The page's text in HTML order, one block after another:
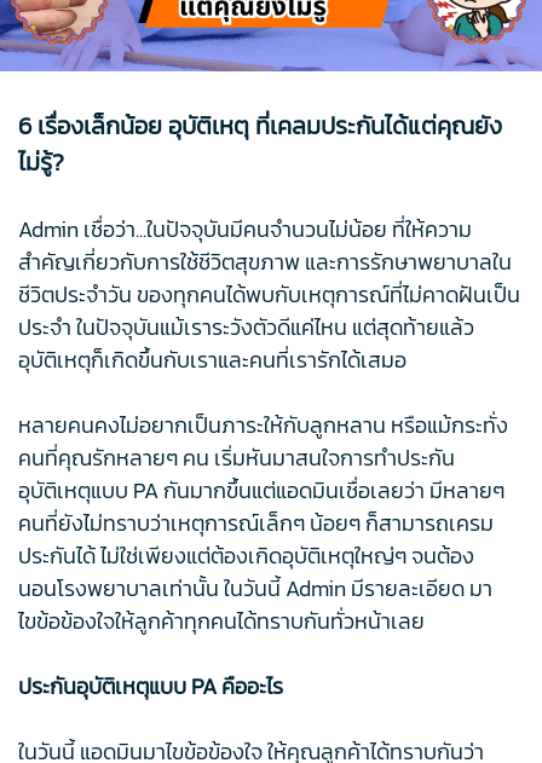
6 เรื่องเล็กน้อย อุบัติเหตุ ที่เคลมประกันได้แต่คุณยัง
ไม่รู้?
Admin เชื่อว่า...ในปัจจุบันมีคนจำนวนไม่น้อย ที่ให้ความ
สำคัญเกี่ยวกับการใช้ชีวิตสุขภาพ และการรักษาพยาบาลใน
ชีวิตประจำวัน ของทุกคนได้พบกับเหตุการณ์ที่ไม่คาดฝันเป็น
ประจำ ในปัจจุบันแม้เราระวังตัวดีแค่ไหน แต่สุดท้ายแล้ว
อุบัติเหตุก็เกิดขึ้นกับเราและคนที่เรารักได้เสมอ
หลายคนคงไม่อยากเป็นภาระให้กับลูกหลาน หรือแม้กระทั่ง
คนที่คุณรักหลายๆ คน เริ่มหันมาสนใจการทำประกัน
อุบัติเหตุแบบ PA กันมากขึ้นแต่แอดมินเชื่อเลยว่า มีหลายๆ
คนที่ยังไม่ทราบว่าเหตุการณ์เล็กๆ น้อยๆ ก็สามารถเครม
ประกันได้ ไม่ใช่เพียงแต่ต้องเกิดอุบัติเหตุใหญ่ๆ จนต้อง
นอนโรงพยาบาลเท่านั้น ในวันนี้ Admin มีรายละเอียด มา
ไขข้อข้องใจให้ลูกค้าทุกคนได้ทราบกันทั่วหน้าเลย
ประกันอุบัติเหตุแบบ PA คืออะไร
ในวันนี้ แอดมินมาไขข้อข้องใจ ให้คุณลูกค้าได้ทราบกันว่า